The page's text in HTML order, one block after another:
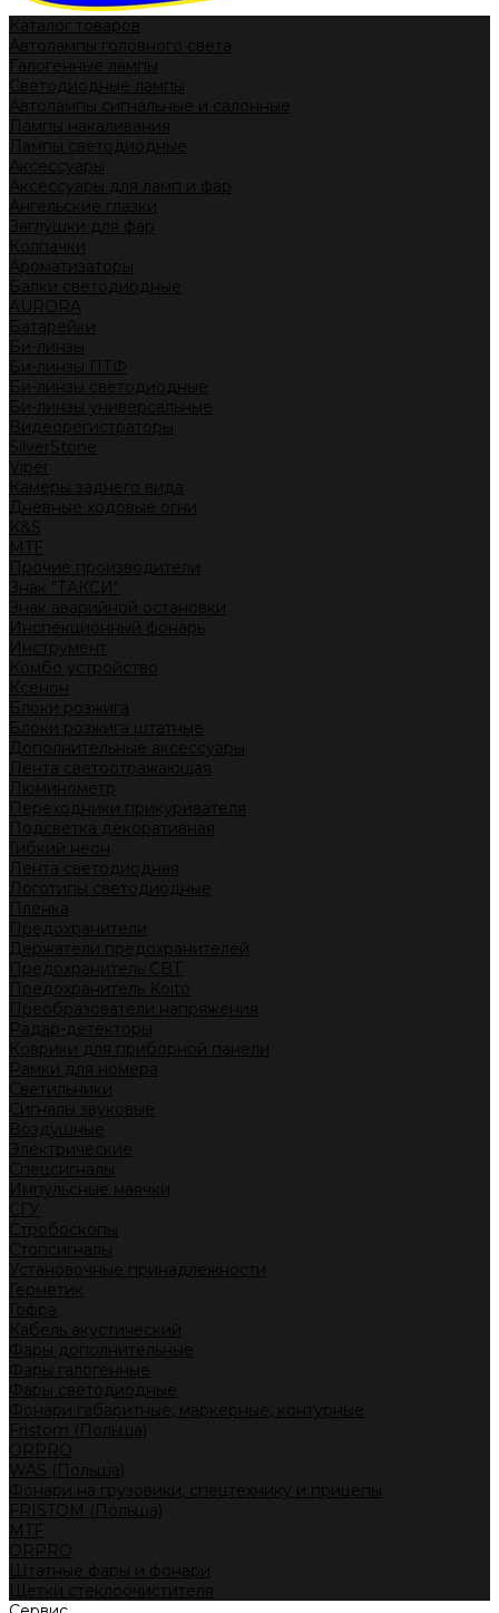
Каталог товаров
Автолампы головного света
Галогенные лампы
Светодиодные лампы
Автолампы сигнальные и салонные
Лампы накаливания
Лампы светодиодные
Аксессуары
Аксессуары для ламп и фар
Ангельские глазки
Заглушки для фар
Колпачки
Ароматизаторы
Балки светодиодные
AURORA
Батарейки
Би-линзы
Би-линзы ПТФ
Би-линзы светодиодные
Би-линзы универсальные
Видеорегистраторы
SilverStone
Viper
Камеры заднего вида
Дневные ходовые огни
K&S
MTF
Прочие производители
Знак "ТАКСИ"
Знак аварийной остановки
Инспекционный фонарь
Инструмент
Комбо устройство
Ксенон
Блоки розжига
Блоки розжига штатные
Дополнительные аксессуары
Лента светоотражающая
Люминометр
Переходники прикуривателя
Подсветка декоративная
Гибкий неон
Лента светодиодная
Логотипы светодиодные
Пленка
Предохранители
Держатели предохранителей
Предохранитель CBT
Предохранитель Koito
Преобразователи напряжения
Радар-детекторы
Коврики для приборной панели
Рамки для номера
Светильники
Сигналы звуковые
Воздушные
Электрические
Спецсигналы
Импульсные маячки
СГУ
Стробоскопы
Стопсигналы
Установочные принадлежности
Герметик
Гофра
Кабель акустический
Фары дополнительные
Фары галогенные
Фары светодиодные
Фонари габаритные, маркерные, контурные
Fristom (Польша)
ORPRO
WAS (Польша)
Фонари на грузовики, спецтехнику и прицепы
FRISTOM (Польша)
MTF
ORPRO
Штатные фары и фонари
Щетки стеклоочистителя